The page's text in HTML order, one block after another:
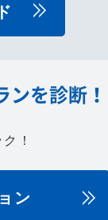
ンを診断！
！
ン